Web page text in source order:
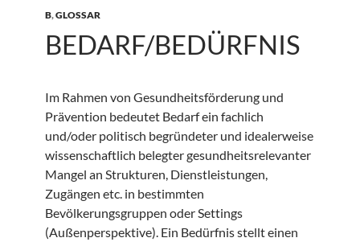
B,GLOSSAR
BEDARF/BEDÜRFNIS
Im Rahmen von Gesundheitsförderung und
Prävention bedeutet Bedarf ein fachlich
und/oder politisch begründeter und idealerweise
wissenschaftlich belegter gesundheitsrelevanter
Mangel an Strukturen, Dienstleistungen,
Zugängen etc. in bestimmten
Bevölkerungsgruppen oder Settings
(Außenperspektive). Ein Bedürfnis stellt einen